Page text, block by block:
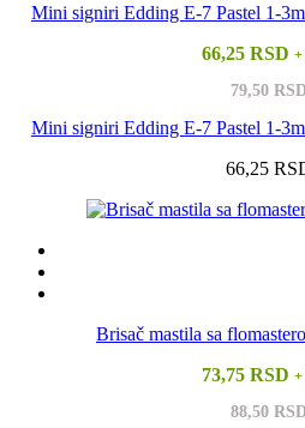
Mini signiri Edding E-7 Pastel 1-
66,25 RSD +
79,50
Mini signiri Edding E-7 Pastel 1-
66,25
Brisač mastila sa
73,75 RSD +
88,50